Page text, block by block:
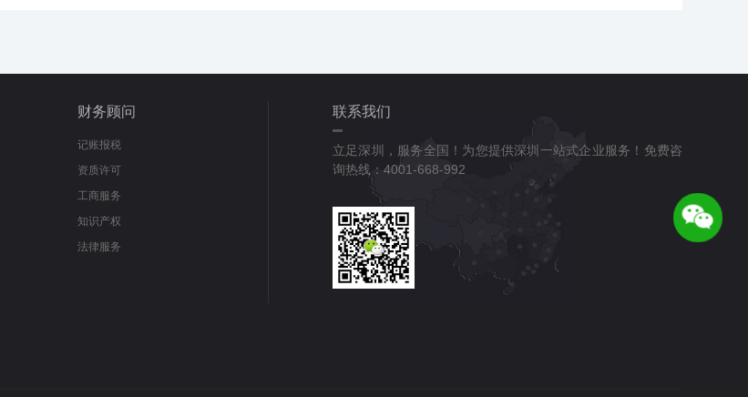
财务顾问
记账报税
资质许可
工商服务
知识产权
法律服务
联系我们
立足深圳，服务全国！为您提供深圳一站式企业服务！免费咨
询热线：4001-668-992